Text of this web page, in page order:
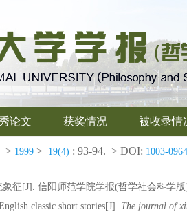
论文 获奖情况 被收录情
> 1999 > 19(4) : 93-94. > DOI: 1003-
征[J]. 信阳师范学院学报(哲学社会科学版
classic short stories[J]. The journal of